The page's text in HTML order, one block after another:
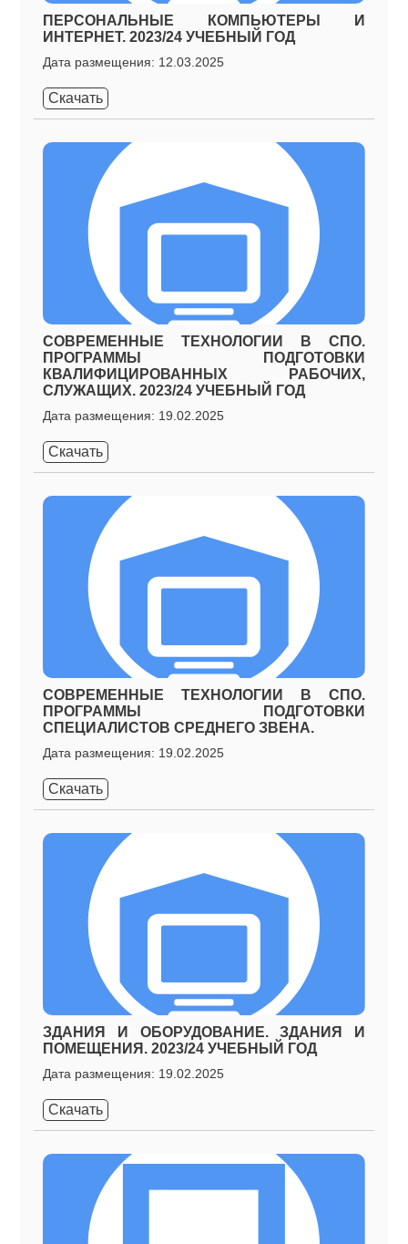
ПЕРСОНАЛЬНЫЕ КОМПЬЮТЕРЫ И
ИНТЕРНЕТ. 2023/24 УЧЕБНЫЙ ГОД
Дата размещения: 12.03.2025
Скачать
СОВРЕМЕННЫЕ ТЕХНОЛОГИИ В СПО.
ПРОГРАММЫ ПОДГОТОВКИ
КВАЛИФИЦИРОВАННЫХ РАБОЧИХ,
СЛУЖАЩИХ. 2023/24 УЧЕБНЫЙ ГОД
Дата размещения: 19.02.2025
Скачать
СОВРЕМЕННЫЕ ТЕХНОЛОГИИ В СПО.
ПРОГРАММЫ ПОДГОТОВКИ
СПЕЦИАЛИСТОВ СРЕДНЕГО ЗВЕНА.
Дата размещения: 19.02.2025
Скачать
ЗДАНИЯ И ОБОРУДОВАНИЕ. ЗДАНИЯ И
ПОМЕЩЕНИЯ. 2023/24 УЧЕБНЫЙ ГОД
Дата размещения: 19.02.2025
Скачать